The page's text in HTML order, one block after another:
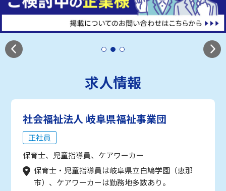
求人情報
社会福祉法人 岐阜県福祉事業団
正社員
保育士、児童指導員、ケアワーカー
保育士・児童指導員は岐阜県立白鳩学園（恵那
市）、ケアワーカーは勤務地多数あり。